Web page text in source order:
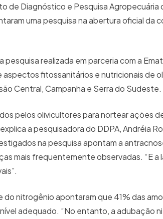
de Diagnóstico e Pesquisa Agropecuária
uma pesquisa na abertura oficial da
realizada em parceria com a
fitossanitários e nutricionais de
Central, Campanha e Serra do Sudeste.
pelos olivicultores para nortear ações
a pesquisadora do DDPA, Andréia
na pesquisa apontam a
mais frequentemente observadas. “E a
nitrogênio apontaram que 41% das
adequado. “No entanto, a adubação